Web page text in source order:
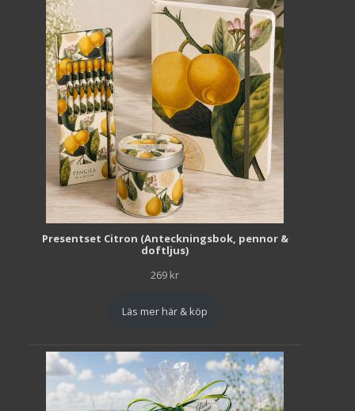
Presentset Citron (Anteckningsbok, pennor &
doftljus)
269 kr
Läs mer här & köp